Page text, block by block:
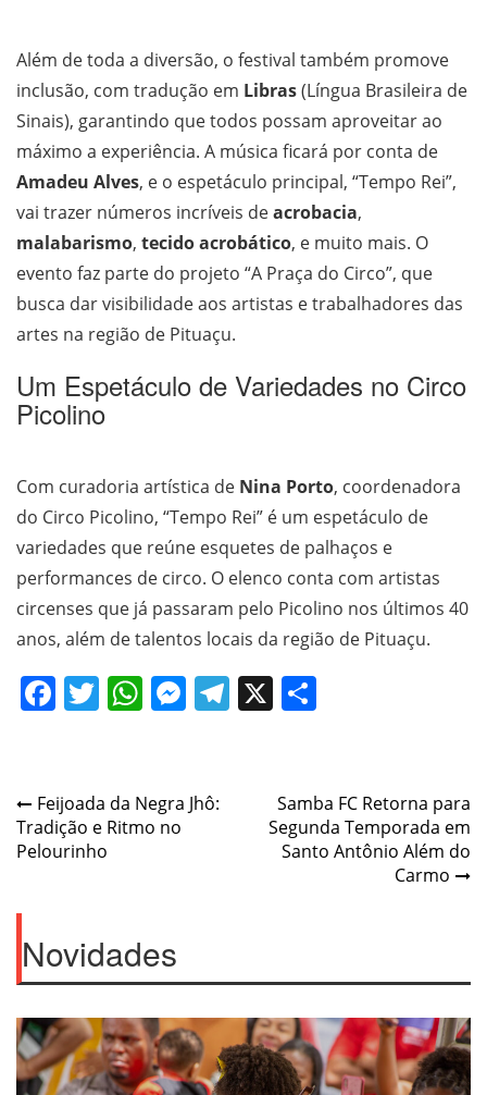
Além de toda a diversão, o festival também promove
inclusão, com tradução em Libras(Língua Brasileira de
Sinais), garantindo que todos possam aproveitar ao
máximo a experiência. A música ficará por conta de
Amadeu Alves, e o espetáculo principal, “Tempo Rei”,
vai trazer números incríveis deacrobacia,
malabarismo, tecido acrobático, e muito mais. O
evento faz parte do projeto “A Praça do Circo”, que
busca dar visibilidade aos artistas e trabalhadores das
artes na região de Pituaçu.
Um Espetáculo de Variedades no Circo
Picolino
Com curadoria artística de Nina Porto, coordenadora
do Circo Picolino, “Tempo Rei” é um espetáculo de
variedades que reúne esquetes de palhaços e
performances de circo. O elenco conta com artistas
circenses que já passaram pelo Picolino nos últimos 40
anos, além de talentos locais da região de Pituaçu.
Facebook
Twitter
WhatsApp
Messenger
Telegram
X
Post
navigation
Feijoada da Negra Jhô:
Tradição e Ritmo no
Pelourinho
Samba FC Retorna para
Segunda Temporada em
Santo Antônio Além do
Carmo
Novidades